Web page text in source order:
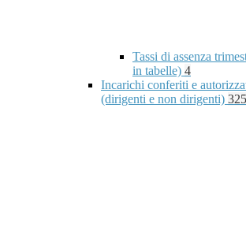
Tassi di assenza
in tabelle) 4
Incarichi conferiti e
(dirigenti e non dirigenti) 325